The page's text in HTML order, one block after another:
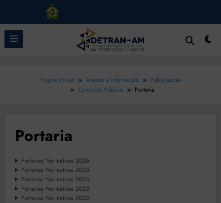
Pular
para
Página inicial Acesso à informação
Publicações
Concurso Público
Portaria
Portaria
Portarias Normativas 2026
Portarias Normativas 2025
Portarias Normativas 2024
Portarias Normativas 2023
Portarias Normativas 2022